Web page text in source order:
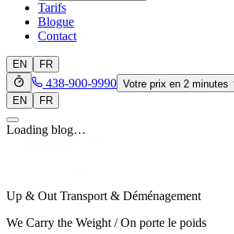
Tarifs
Blogue
Contact
EN FR
438-900-9990 Votre prix en 2 minutes
EN
FR
Loading blog…
Up & Out Transport & Déménagement
We Carry the Weight / On porte le poids